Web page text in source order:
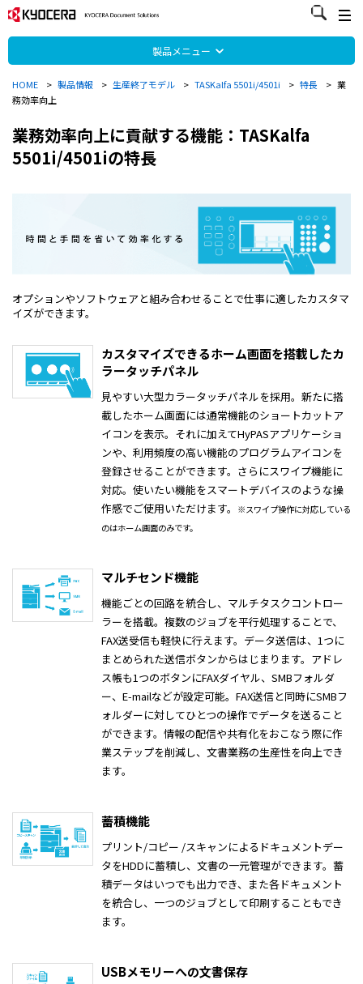
製品メニュー
HOME > 製品情報 > 生産終了モデル > TASKalfa 5501i/4501i > 特長 > 業
務効率向上
業務効率向上に貢献する機能：TASKalfa
5501i/4501iの特長
オプションやソフトウェアと組み合わせることで仕事に適したカスタマ
イズができます。
カスタマイズできるホーム画面を搭載したカ
ラータッチパネル
見やすい大型カラータッチパネルを採用。新たに搭
載したホーム画面には通常機能のショートカットア
イコンを表示。それに加えてHyPASアプリケーショ
ンや、利用頻度の高い機能のプログラムアイコンを
登録させることができます。さらにスワイプ機能に
対応。使いたい機能をスマートデバイスのような操
作感でご使用いただけます。
※スワイプ操作に対応している
のはホーム画面のみです。
マルチセンド機能
機能ごとの回路を統合し、マルチタスクコントロー
ラーを搭載。複数のジョブを平行処理することで、
FAX送受信も軽快に行えます。データ送信は、1つに
まとめられた送信ボタンからはじまります。アドレ
ス帳も1つのボタンにFAXダイヤル、SMBフォルダ
ー、E-mailなどが設定可能。FAX送信と同時にSMBフ
ォルダーに対してひとつの操作でデータを送ること
ができます。情報の配信や共有化をおこなう際に作
業ステップを削減し、文書業務の生産性を向上でき
ます。
蓄積機能
プリント/コピー /スキャンによるドキュメントデー
タをHDDに蓄積し、文書の一元管理ができます。蓄
積データはいつでも出力でき、また各ドキュメント
を統合し、一つのジョブとして印刷することもでき
ます。
USBメモリーへの文書保存